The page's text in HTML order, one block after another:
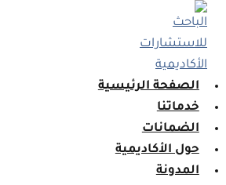
التجاوز
المحتوى
الصفحة الرئيسية
خدماتنا
الضمانات
حول الأكاديمية
المدونة